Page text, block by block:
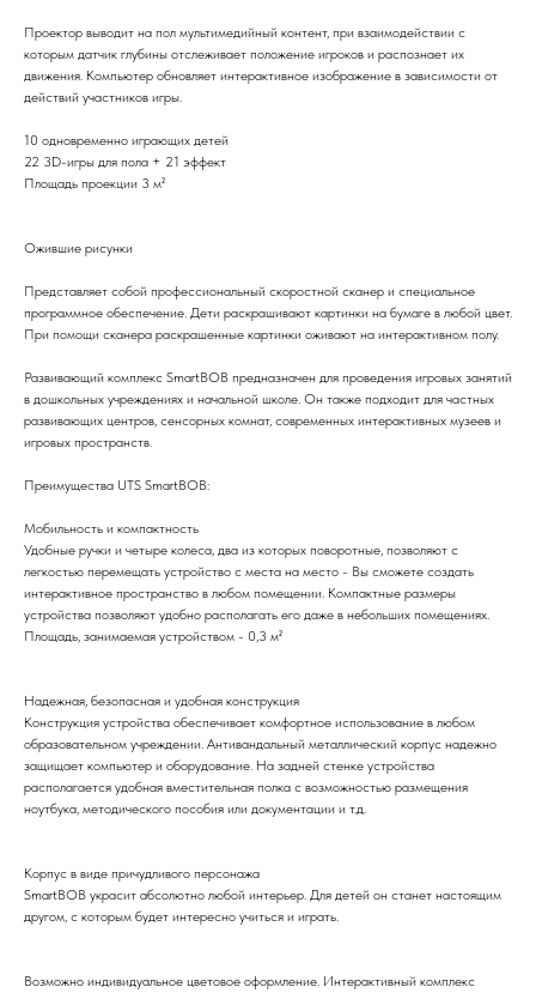
Проектор выводит на пол мультимедийный контент, при взаимодействии с
которым датчик глубины отслеживает положение игроков и распознает их
движения. Компьютер обновляет интерактивное изображение в зависимости от
действий участников игры.
10 одновременно играющих детей
22 3D-игры для пола + 21 эффект
Площадь проекции 3 м²
Ожившие рисунки
Представляет собой профессиональный скоростной сканер и специальное
программное обеспечение. Дети раскрашивают картинки на бумаге в любой цвет.
При помощи сканера раскрашенные картинки оживают на интерактивном полу.
Развивающий комплекс SmartBOВ предназначен для проведения игровых занятий
в дошкольных учреждениях и начальной школе. Он также подходит для частных
развивающих центров, сенсорных комнат, современных интерактивных музеев и
игровых пространств.
Преимущества UTS SmartBOB:
Мобильность и компактность
Удобные ручки и четыре колеса, два из которых поворотные, позволяют с
легкостью перемещать устройство с места на место - Вы сможете создать
интерактивное пространство в любом помещении. Компактные размеры
устройства позволяют удобно располагать его даже в небольших помещениях.
Площадь, занимаемая устройством - 0,3 м²
Надежная, безопасная и удобная конструкция
Конструкция устройства обеспечивает комфортное использование в любом
образовательном учреждении. Антивандальный металлический корпус надежно
защищает компьютер и оборудование. На задней стенке устройства
располагается удобная вместительная полка с возможностью размещения
ноутбука, методического пособия или документации и т.д.
Корпус в виде причудливого персонажа
SmartBOB украсит абсолютно любой интерьер. Для детей он станет настоящим
другом, с которым будет интересно учиться и играть.
Возможно индивидуальное цветовое оформление. Интерактивный комплекс